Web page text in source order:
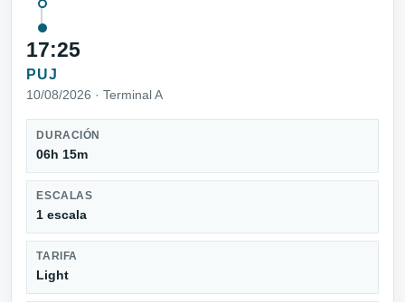
17:25
PUJ
10/08/2026 · Terminal A
DURACIÓN
06h 15m
ESCALAS
1 escala
TARIFA
Light